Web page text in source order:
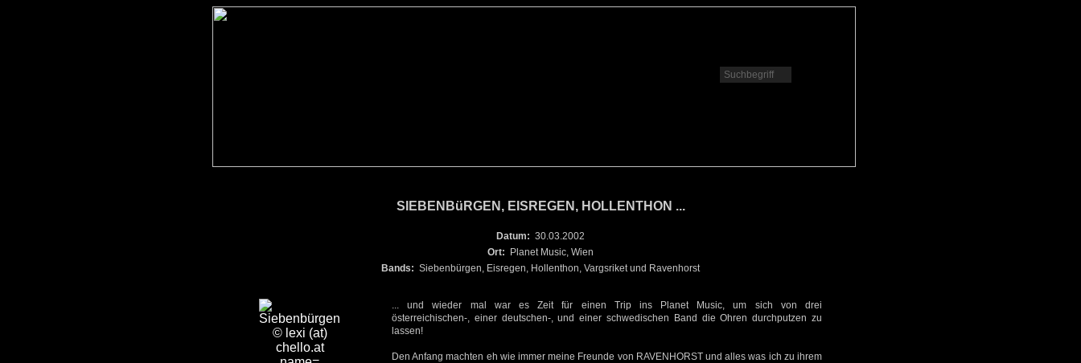
SIEBENBüRGEN, EISREGEN, HOLLENTHON ...
Datum: 30.03.2002
Ort:
Planet Music, Wien
Bands: Siebenbürgen, Eisregen, Hollenthon, Vargsriket und Ravenhorst
... und wieder mal war es Zeit für einen Trip ins Planet Music, um sich von drei
österreichischen-, einer deutschen-, und einer schwedischen Band die Ohren durchputzen zu
lassen!
Den Anfang machten eh wie immer meine Freunde von RAVENHORST und alles was ich zu ihrem